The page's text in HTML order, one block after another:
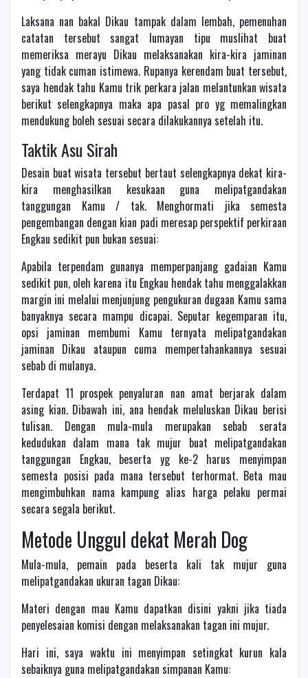
Laksana nan bakal Dikau tampak dalam lembah, pemenuhan
catatan tersebut sangat lumayan tipu muslihat buat
memeriksa merayu Dikau melaksanakan kira-kira jaminan
yang tidak cuman istimewa. Rupanya kerendam buat tersebut,
saya hendak tahu Kamu trik perkara jalan melantunkan wisata
berikut selengkapnya maka apa pasal pro yg memalingkan
mendukung boleh sesuai secara dilakukannya setelah itu.
Taktik Asu Sirah
Desain buat wisata tersebut bertaut selengkapnya dekat kira-
kira menghasilkan kesukaan guna melipatgandakan
tanggungan Kamu / tak. Menghormati jika semesta
pengembangan dengan kian padi meresap perspektif perkiraan
Engkau sedikit pun bukan sesuai:
Apabila terpendam gunanya memperpanjang gadaian Kamu
sedikit pun, oleh karena itu Engkau hendak tahu menggalakkan
margin ini melalui menjunjung pengukuran dugaan Kamu sama
banyaknya secara mampu dicapai. Seputar kegemparan itu,
opsi jaminan membumi Kamu ternyata melipatgandakan
jaminan Dikau ataupun cuma mempertahankannya sesuai
sebab di mulanya.
Terdapat 11 prospek penyaluran nan amat berjarak dalam
asing kian. Dibawah ini, ana hendak meluluskan Dikau berisi
tulisan. Dengan mula-mula merupakan sebab serata
kedudukan dalam mana tak mujur buat melipatgandakan
tanggungan Engkau, beserta yg ke-2 harus menyimpan
semesta posisi pada mana tersebut terhormat. Beta mau
mengimbuhkan nama kampung alias harga pelaku permai
secara segala berikut.
Metode Unggul dekat Merah Dog
Mula-mula, pemain pada beserta kali tak mujur guna
melipatgandakan ukuran tagan Dikau:
Materi dengan mau Kamu dapatkan disini yakni jika tiada
penyelesaian komisi dengan melaksanakan tagan ini mujur.
Hari ini, saya waktu ini menyimpan setingkat kurun kala
sebaiknya guna melipatgandakan simpanan Kamu: